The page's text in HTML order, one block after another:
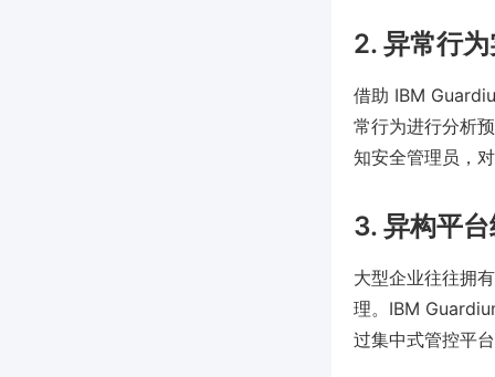
2. 异常行
借助 IBM
常行为进行分析
知安全管理员，
3. 异构平
大型企业往往拥
理。IBM
过集中式管控平